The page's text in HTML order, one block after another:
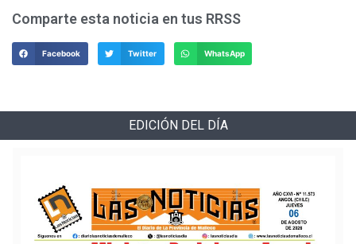
Comparte esta noticia en tus RRSS
Facebook Twitter WhatsApp
EDICIÓN DEL DÍA